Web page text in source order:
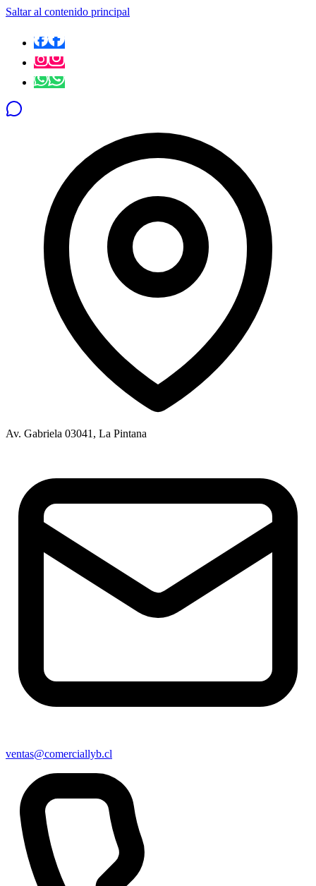
Saltar al contenido principal
Av. Gabriela 03041, La Pintana
ventas@comerciallyb.cl